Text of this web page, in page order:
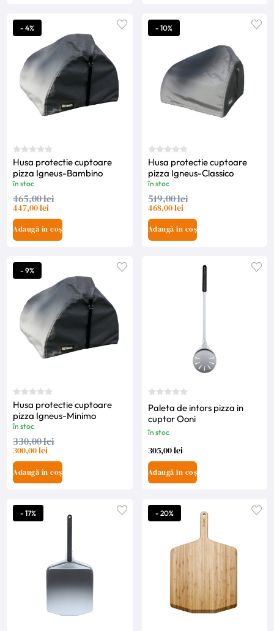
- 4%
Husa protectie cuptoare
pizza Igneus-Bambino
în stoc
465,00 lei
447,00 lei
Adaugă în coș
- 10%
Husa protectie cuptoare
pizza Igneus-Classico
în stoc
519,00 lei
468,00 lei
Adaugă în coș
- 9%
Husa protectie cuptoare
pizza Igneus-Minimo
în stoc
330,00 lei
300,00 lei
Adaugă în coș
Paleta de intors pizza in
cuptor Ooni
în stoc
305,00 lei
Adaugă în coș
- 17% - 20%